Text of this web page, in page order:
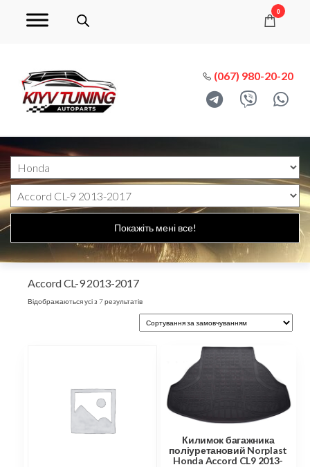
0
(067) 980-20-20
Покажіть мені все!
Accord CL-9 2013-2017
Відображаються усі з 7 результатів
Килимок багажника
поліуретановий Norplast
Honda Accord CL9 2013-